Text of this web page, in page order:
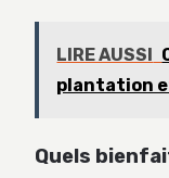
LIRE AUSSI
plantation
Quels